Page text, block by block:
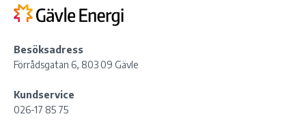
Besöksadress
Förrådsgatan 6, 803 09 Gävle
Kundservice
026-17 85 75